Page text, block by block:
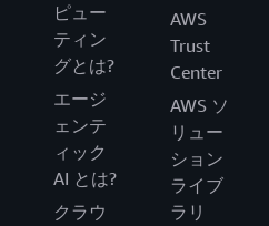
ピュー
ティン
グとは?
エージ
ェンテ
ィック
AI とは?
クラウ
AWS
Trust
Center
AWS ソ
リュー
ション
ライブ
ラリ